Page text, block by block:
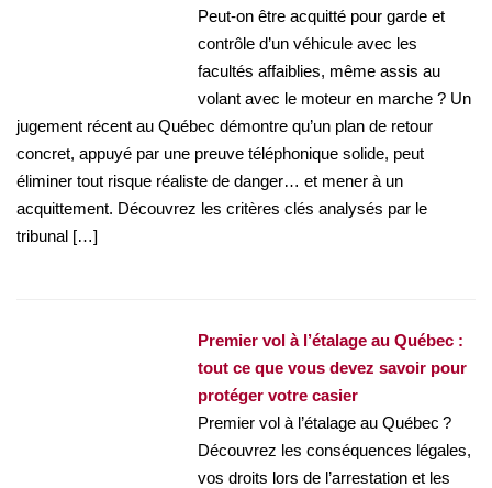
Peut-on être acquitté pour garde et
contrôle d’un véhicule avec les
facultés affaiblies, même assis au
volant avec le moteur en marche ? Un
jugement récent au Québec démontre qu’un plan de retour
concret, appuyé par une preuve téléphonique solide, peut
éliminer tout risque réaliste de danger… et mener à un
acquittement. Découvrez les critères clés analysés par le
tribunal […]
Premier vol à l’étalage au Québec :
tout ce que vous devez savoir pour
protéger votre casier
Premier vol à l’étalage au Québec ?
Découvrez les conséquences légales,
vos droits lors de l’arrestation et les